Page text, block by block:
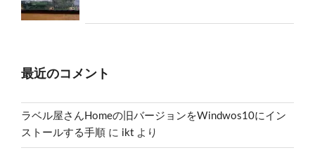
最近のコメント
ラベル屋さんHomeの旧バージョンをWindwos10にイン
ストールする手順 に ikt より